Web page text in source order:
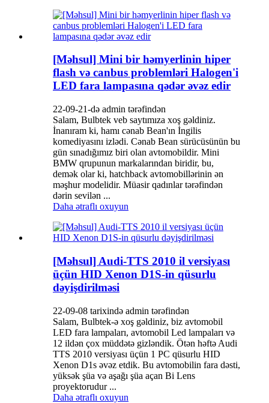
[Məhsul] Mini bir həmyerlinin hiper
flash və canbus problemləri Halogen'i
LED fara lampasına qədər əvəz edir
22-09-21-də admin tərəfindən
Salam, Bulbtek veb saytımıza xoş gəldiniz.
İnanıram ki, hamı cənab Bean'ın İngilis
komediyasını izlədi. Cənab Bean sürücüsünün bu
gün sınadığımız biri olan avtomobildir. Mini
BMW qrupunun markalarından biridir, bu,
demək olar ki, hatchback avtomobillərinin ən
məşhur modelidir. Müasir qadınlar tərəfindən
dərin sevilən ...
Daha ətraflı oxuyun
[Məhsul] Audi-TTS 2010 il versiyası
üçün HID Xenon D1S-in qüsurlu
dəyişdirilməsi
22-09-08 tarixində admin tərəfindən
Salam, Bulbtek-ə xoş gəldiniz, biz avtomobil
LED fara lampaları, avtomobil Led lampaları və
12 ildən çox müddətə gizləndik. Ötən həftə Audi
TTS 2010 versiyası üçün 1 PC qüsurlu HID
Xenon D1s əvəz etdik. Bu avtomobilin fara dəsti,
yüksək şüa və aşağı şüa açan Bi Lens
proyektorudur ...
Daha ətraflı oxuyun